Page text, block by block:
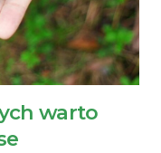
warto